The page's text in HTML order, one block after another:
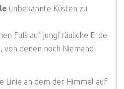
unbekannte Küsten zu
Fuß auf jungfräuliche Erde
denen noch Niemand
Linie an dem der Himmel auf